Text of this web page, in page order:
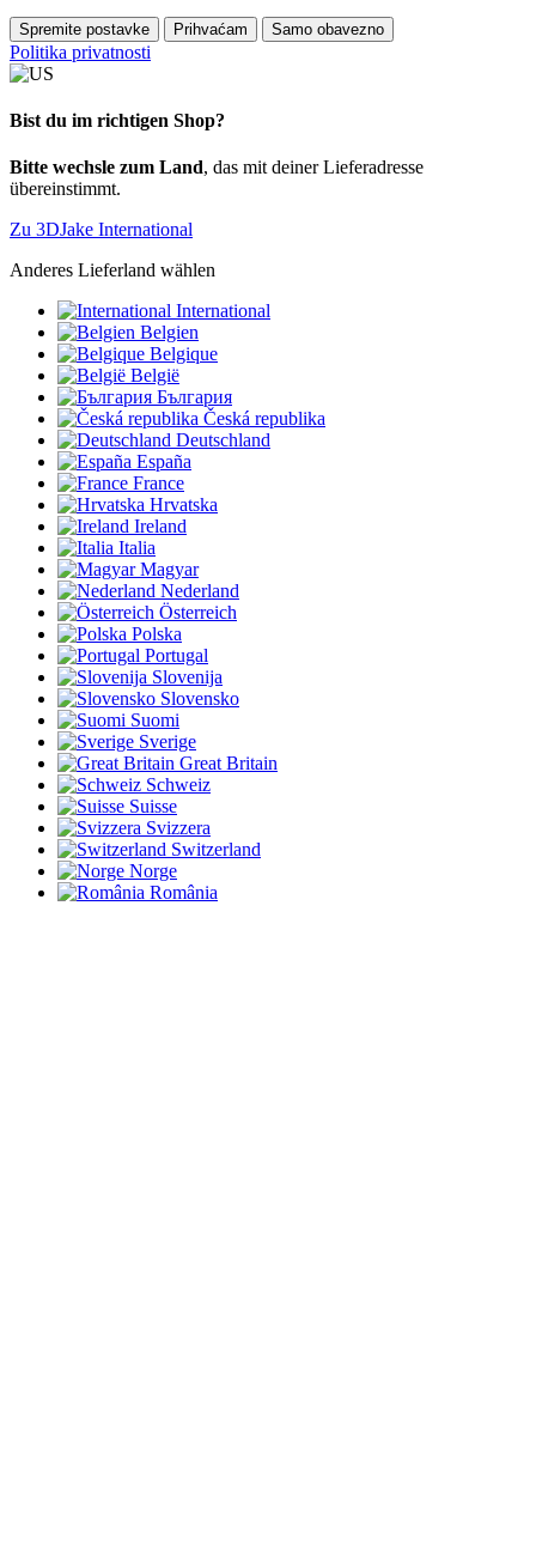
Spremite postavke Prihvaćam Samo obavezno
Politika privatnosti
Bist du im richtigen Shop?
Bitte wechsle zum Land, das mit deiner Lieferadresse
übereinstimmt.
Zu 3DJake International
Anderes Lieferland wählen
International
Belgien
Belgique
België
България
Česká republika
Deutschland
España
France
Hrvatska
Ireland
Italia
Magyar
Nederland
Österreich
Polska
Portugal
Slovenija
Slovensko
Suomi
Sverige
Great Britain
Schweiz
Suisse
Svizzera
Switzerland
Norge
România